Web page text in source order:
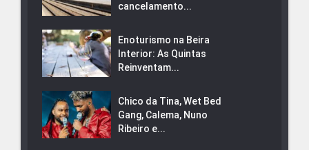
cancelamento...
Enoturismo na Beira
Interior: As Quintas
Reinventam...
Chico da Tina, Wet Bed
Gang, Calema, Nuno
Ribeiro e...